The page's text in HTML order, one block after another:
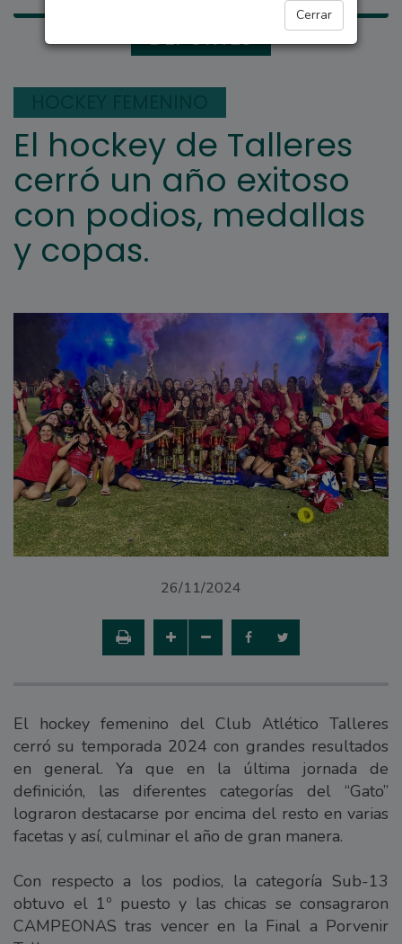
Cerrar
DEPORTES
El hockey de Talleres
cerró un año exitoso
con podios, medallas
y copas.
26/11/2024
El hockey femenino del Club Atlético Talleres
cerró su temporada 2024 con grandes resultados
en general. Ya que en la última jornada de
definición, las diferentes categorías del “Gato”
lograron destacarse por encima del resto en varias
facetas y así, culminar el año de gran manera.
Con respecto a los podios, la categoría Sub-13
obtuvo el 1º puesto y las chicas se consagraron
CAMPEONAS tras vencer en la Final a Porvenir